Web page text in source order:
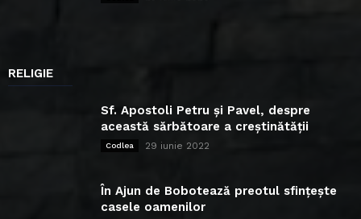
RELIGIE
Sf. Apostoli Petru și Pavel, despre
această sărbătoare a creștinătății
Codlea 29 iunie 2022
În Ajun de Bobotează preotul sfințește
casele oamenilor